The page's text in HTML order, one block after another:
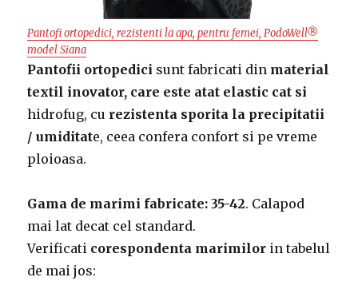
Pantofi ortopedici, rezistenti la apa, pentru femei, PodoWell®
model Siana
Pantofii ortopedici sunt fabricati din material
textil inovator, care este atat elastic cat si
hidrofug, cu rezistenta sporita la precipitatii
/ umiditate, ceea confera confort si pe vreme
ploioasa.
Gama de marimi fabricate: 35-42. Calapod
mai lat decat cel standard.
Verificati corespondenta marimilor in tabelul
de mai jos: